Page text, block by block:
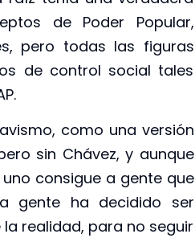
de Poder Popular,
pero todas las figuras
de control social tales
como una versión
sin Chávez, y aunque
consigue a gente que
gente ha decidido ser
realidad, para no seguir